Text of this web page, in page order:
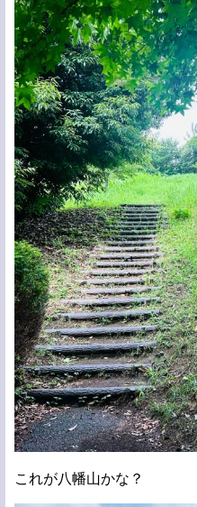
これが八幡山かな？